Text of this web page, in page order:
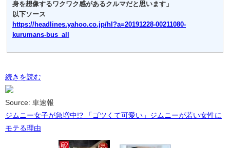
身を想像するワクワク感があるクルマだと思います」
以下ソース
https://headlines.yahoo.co.jp/hl?a=20191228-00211080-
kurumans-bus_all
続きを読む
Source: 車速報
ジムニー女子が急増中!? 「ゴツくて可愛い」ジムニーが若い女性に
モテる理由